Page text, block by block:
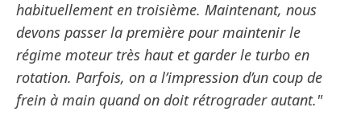
habituellement en troisième. Maintenant, nous
devons passer la première pour maintenir le
régime moteur très haut et garder le turbo en
rotation. Parfois, on a l’impression d’un coup de
frein à main quand on doit rétrograder autant."